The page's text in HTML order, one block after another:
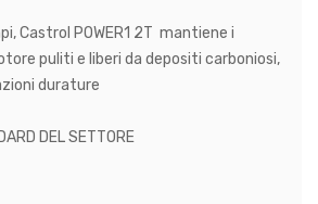
Castrol POWER1 2T mantiene i
puliti e liberi da depositi carboniosi,
durature
DEL SETTORE